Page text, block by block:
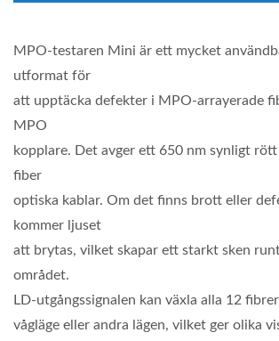
MPO-testaren Mini är ett mycket
utformat för
att upptäcka defekter i MPO-arrayerade
MPO
kopplare. Det avger ett 650 nm synligt rött
fiber
optiska kablar. Om det finns brott eller
kommer ljuset
att brytas, vilket skapar ett starkt sken
området.
LD-utgångssignalen kan växla alla 12
vågläge eller andra lägen, vilket ger olika